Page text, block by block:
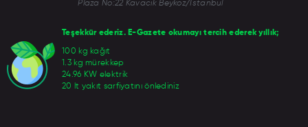
Teşekkür ederiz. E-Gazete okumayı tercih ederek yıllık;
100 kg kağıt
1.3 kg mürekkep
24.96 KW elektrik
20 lt yakıt sarfiyatını önlediniz
Plaza No:22 Kavacık Beykoz/İstanbul